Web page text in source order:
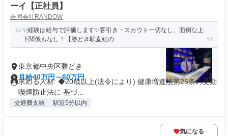
ーイ【正社員】
合同会社RANDOW
✨経験は給与で評価します✨客引き・スカウト一切なし、面倒な上
下関係もなし！【勝どき駅直結の...
東京都中央区勝どき
月給40万円～60万円
求める人材: ◆20歳以上(法令により) 健康増進法第25条の受動
喫煙防止法に 基づ...
交通費支給 駅近5分以内
気になる